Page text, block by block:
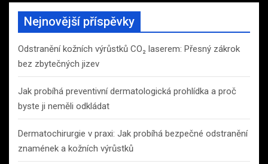
Nejnovější příspěvky
Odstranění kožních výrůstků CO₂ laserem: Přesný zákrok
bez zbytečných jizev
Jak probíhá preventivní dermatologická prohlídka a proč
byste ji neměli odkládat
Dermatochirurgie v praxi: Jak probíhá bezpečné odstranění
znamének a kožních výrůstků